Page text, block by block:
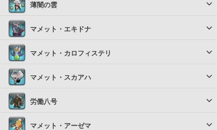
薄闇の雲
マメット・エキドナ
マメット・カロフィステリ
マメット・スカアハ
労働八号
マメット・アーゼマ